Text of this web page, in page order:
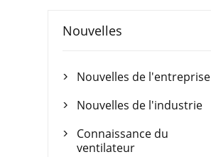
Nouvelles
 Nouvelles de l'entreprise
 Nouvelles de l'industrie

Connaissance du
ventilateur